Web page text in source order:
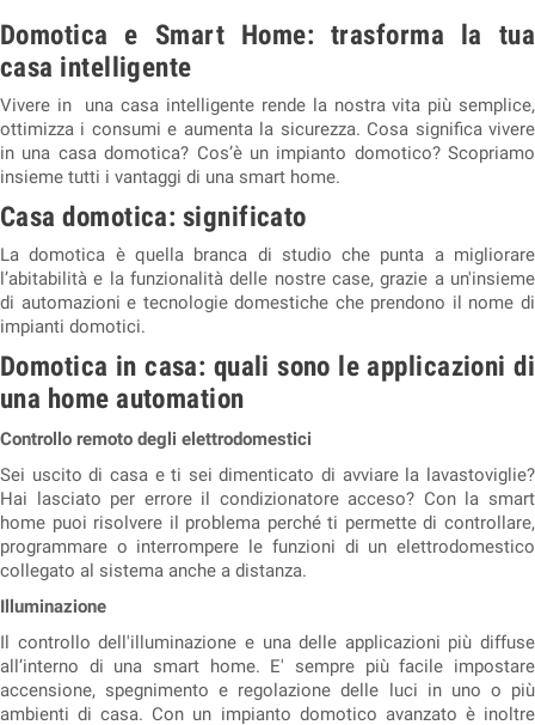
Domotica e Smart Home: trasforma la tua
casa intelligente
Vivere in una casa intelligente rende la nostra vita più semplice,
ottimizza i consumi e aumenta la sicurezza. Cosa significa vivere
in una casa domotica? Cos’è un impianto domotico? Scopriamo
insieme tutti i vantaggi di una smart home.
Casa domotica: significato
La domotica è quella branca di studio che punta a migliorare
l’abitabilità e la funzionalità delle nostre case, grazie a un'insieme
di automazioni e tecnologie domestiche che prendono il nome di
impianti domotici.
Domotica in casa: quali sono le applicazioni di
una home automation
Controllo remoto degli elettrodomestici
Sei uscito di casa e ti sei dimenticato di avviare la lavastoviglie?
Hai lasciato per errore il condizionatore acceso? Con la smart
home puoi risolvere il problema perché ti permette di controllare,
programmare o interrompere le funzioni di un elettrodomestico
collegato al sistema anche a distanza.
Illuminazione
Il controllo dell'illuminazione e una delle applicazioni più diffuse
all’interno di una smart home. E' sempre più facile impostare
accensione, spegnimento e regolazione delle luci in uno o più
ambienti di casa. Con un impianto domotico avanzato è inoltre